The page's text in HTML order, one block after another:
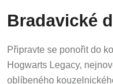
Bradavické
Připravte se ponořit do
Hogwarts Legacy,
oblíbeného